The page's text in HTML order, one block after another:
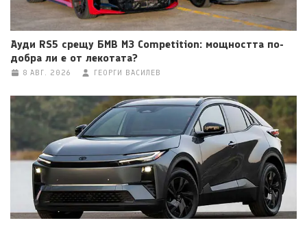
Ауди RS5 срещу БМВ M3 Competition: мощността по-
добра ли е от лекотата?
8 АВГ. 2026 ГЕОРГИ ВАСИЛЕВ